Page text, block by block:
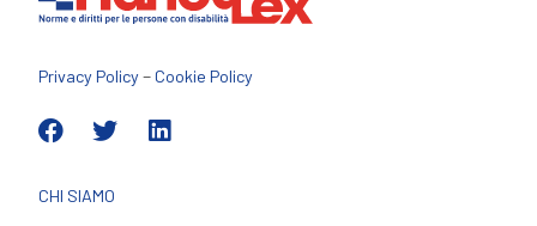
Privacy Policy– Cookie Policy
CHI SIAMO